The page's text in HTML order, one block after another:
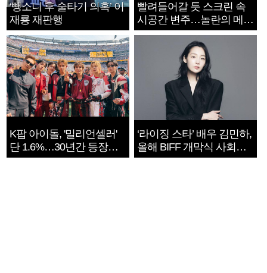
‘뺑소니 후 술타기 의혹’ 이
재룡 재판행
빨려들어갈 듯 스크린 속
시공간 변주…놀란의 메시
지는 ‘전쟁 속죄’
K팝 아이돌, '밀리언셀러'
단 1.6%…30년간 등장
1182개팀 전수조사
‘라이징 스타’ 배우 김민하,
올해 BIFF 개막식 사회자
확정